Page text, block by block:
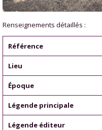
Renseignements détaillés :
Référence
Lieu
Époque
Légende principale
Légende éditeur